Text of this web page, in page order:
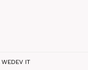
WEDEV IT